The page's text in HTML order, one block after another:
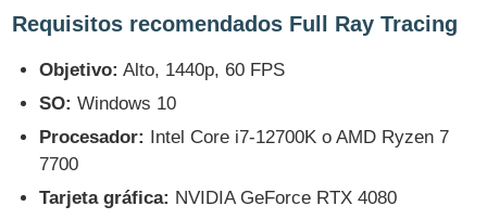
Requisitos recomendados Full Ray Tracing
Objetivo: Alto, 1440p, 60 FPS
SO: Windows 10
Procesador: Intel Core i7-12700K o AMD Ryzen 7
7700
Tarjeta gráfica: NVIDIA GeForce RTX 4080